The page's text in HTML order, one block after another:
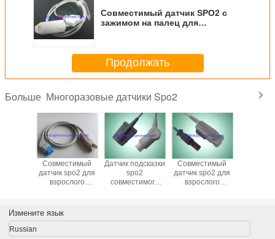
Совместимый датчик SPO2 с
зажимом на палец для
Продолжать
Больше Многоразовые датчики Spo2
для
Совместимый
датчик spo2 для
взрослого
neonate, TL-201
NIHON KOHDEN
Датчик подсказки
spo2
совместимого
взрослого,
Совместимый
датчик spo2 для
взрослого
Ohmeda
3M
Измените язык
Russian